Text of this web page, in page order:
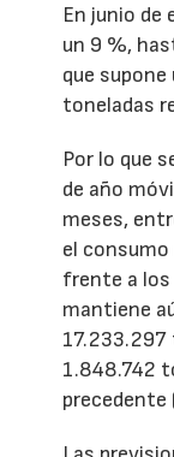
En junio de
un 9 %,
que
toneladas
Por lo que
de año
meses,
el
frente a los
mantiene
17.233.297
1.848.742
precedente